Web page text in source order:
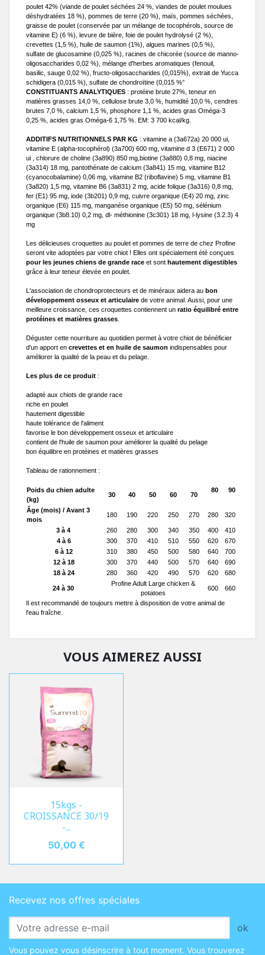
poulet 42% (viande de poulet séchées 24 %, viandes de poulet moulues
déshydratées 18 %), pommes de terre (20 %), maïs, pommes séchées,
graisse de poulet (conservée par un mélange de tocophérols, source de
vitamine E) (6 %), levure de bière, foie de poulet hydrolysé (2 %),
crevettes (1,5 %), huile de saumon (1%), algues marines (0,5 %),
sulfate de glucosamine (0,025 %), racines de chicorée (source de manno-
oligosaccharides 0,02 %), mélange d'herbes aromatiques (fenouil,
basilic, sauge 0,02 %), fructo-oligosaccharides (0,015%), extrait de Yucca
schidigera (0,015 %), sulfate de chondroïtine (0,015 %°
CONSTITUANTS ANALYTIQUES : protéine brute 27%, teneur en
matières grasses 14,0 %, cellulose brute 3,0 %, humidité 10,0 %, cendres
brutes 7,0 %, calcium 1,5 %, phosphore 1,1 %, acides gras Oméga-3
0,25 %, acides gras Oméga-6 1,75 %. EM: 3 700 kcal/kg.
ADDITIFS NUTRITIONNELS PAR KG : vitamine a (3a672a) 20 000 ui,
vitamine E (alpha-tocophérol) (3a700) 600 mg, vitamine d 3 (E671) 2 000
ui , chlorure de choline (3a890) 850 mg,biotine (3a880) 0,8 mg, niacine
(3a314) 18 mg, pantothénate de calcium (3a841) 15 mg, vitamine B12
(cyanocobalamine) 0,06 mg, vitamine B2 (riboflavine) 5 mg, vitamine B1
(3a820) 1,5 mg, vitamine B6 (3a831) 2 mg, acide folique (3a316) 0,8 mg,
fer (E1) 95 mg, iode (3b201) 0,9 mg, cuivre organique (E4) 20 mg, zinc
organique (E6) 115 mg, manganèse organique (E5) 50 mg, sélénium
organique (3b8.10) 0,2 mg, dl- méthionine (3c301) 18 mg, l-lysine (3.2.3) 4
mg
Les délicieuses croquettes au poulet et pommes de terre de chez Profine
seront vite adoptées par votre chiot ! Elles ont spécialement été conçues
pour les jeunes chiens de grande race et sont hautement digestibles
grâce à leur teneur élevée en poulet.
L'association de chondroprotecteurs et de minéraux aidera au bon
développement osseux et articulaire de votre animal. Aussi, pour une
meilleure croissance, ces croquettes contiennent un ratio équilibré entre
protéines et matières grasses
Déguster cette nourriture au quotidien permet à votre chiot de bénéficier
d'un apport en crevettes et en huile de saumon indispensables pour
améliorer la qualité de la peau et du pelage.
Les plus de ce produit :
adapté aux chiots de grande race
riche en poulet
hautement digestible
haute tolérance de l'aliment
favorise le bon développement osseux et articulaire
contient de l'huile de saumon pour améliorer la qualité du pelage
bon équilibre en protéines et matières grasses
Tableau de rationnement :
Poids du chien adulte
(kg)
30 40 50 60 70
80 90
Âge (mois) / Avant 3
mois
180 190 220 250 270 280 320
3 à 4 260 280 300 340 350 400
410
4 à 6
300 370 410 510 550 620
670
6 à 12
310 380 450 500 580 640
700
12 à 18
300 370 440 500 570 640
690
18 à 24
280 360 420 490 570 620 680
24 à 30
Profine Adult Large chicken &
potatoes
600 660
Il est recommandé de toujours mettre à disposition de votre animal de
l'eau fraîche.
VOUS AIMEREZ AUSSI
15kgs -
CROISSANCE 30/19
-...
Prix
50,00 €
Recevez nos offres spéciales
ok
Vous pouvez vous désinscrire à tout moment. Vous trouverez